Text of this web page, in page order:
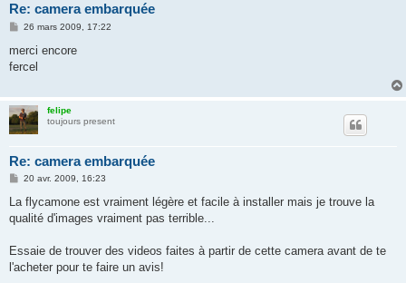
Re: camera embarquée
M
s
a
26 mars 2009, 17:22
merci encore
fercel
felipe
toujours present
Re: camera embarquée
M
s
a
20 avr. 2009, 16:23
La flycamone est vraiment légère et facile à installer mais je trouve la
qualité d'images vraiment pas terrible...
Essaie de trouver des videos faites à partir de cette camera avant de te
l'acheter pour te faire un avis!